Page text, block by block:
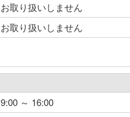
お取り扱いしません
お取り扱いしません
9:00 ～ 16:00